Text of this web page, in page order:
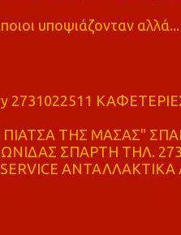
υποψιάζονταν αλλά...
2731022511
ΤΗΣ ΜΑΣΑΣ"
ΣΠΑΡΤΗ ΤΗΛ.
ΑΝΤΑΛΛΑΚΤΙΚΑ